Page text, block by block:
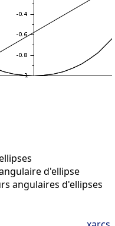
d'ellipse
angulaires d'ellipses